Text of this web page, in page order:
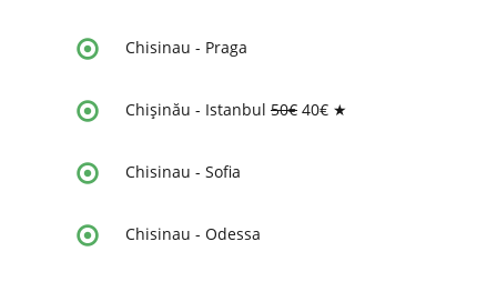
Chisinau - Praga
Chișinău - Istanbul 50€ 40€ ★
Chisinau - Sofia
Chisinau - Odessa